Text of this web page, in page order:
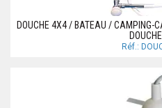
DOUCHE 4X4 / BATEAU / CAMPING-
Réf.: